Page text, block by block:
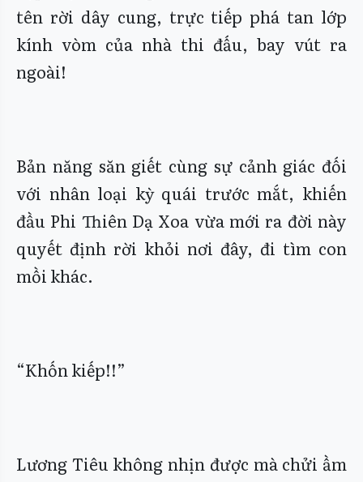
tên rời dây cung, trực tiếp phá tan lớp
kính vòm của nhà thi đấu, bay vút ra
ngoài!
Bản năng săn giết cùng sự cảnh giác đối
với nhân loại kỳ quái trước mắt, khiến
đầu Phi Thiên Dạ Xoa vừa mới ra đời này
quyết định rời khỏi nơi đây, đi tìm con
mồi khác.
“Khốn kiếp!!”
Lương Tiêu không nhịn được mà chửi ầm